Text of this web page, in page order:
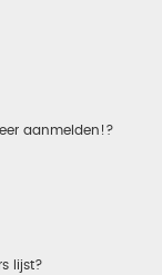
aanmelden!?
lijst?